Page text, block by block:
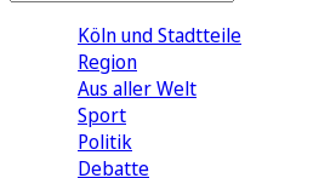
Köln und Stadtteile
Region
Aus aller Welt
Sport
Politik
Debatte